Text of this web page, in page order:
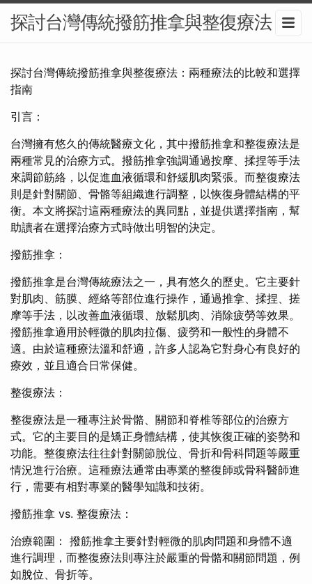
探討台灣傳統撥筋推拿與整復療法
探討台灣傳統撥筋推拿與整復療法：兩種療法的比較和選擇
指南
引言：
台灣擁有悠久的傳統醫療文化，其中撥筋推拿和整復療法是
兩種常見的治療方式。撥筋推拿強調通過按摩、揉捏等手法
來調節筋絡，以促進血液循環和舒緩肌肉緊張。而整復療法
則是針對關節、骨骼等組織進行調整，以恢復身體結構的平
衡。本文將探討這兩種療法的異同點，並提供選擇指南，幫
助讀者在選擇治療方式時做出明智的決定。
撥筋推拿：
撥筋推拿是台灣傳統療法之一，具有悠久的歷史。它主要針
對肌肉、筋膜、經絡等部位進行操作，通過推拿、揉捏、搓
摩等手法，以改善血液循環、放鬆肌肉、消除疲勞等效果。
撥筋推拿適用於輕微的肌肉拉傷、疲勞和一般性的身體不
適。由於這種療法溫和舒適，許多人認為它對身心有良好的
療效，並且適合日常保健。
整復療法：
整復療法是一種專注於骨骼、關節和脊椎等部位的治療方
式。它的主要目的是矯正身體結構，使其恢復正確的姿勢和
功能。整復療法往往針對關節脫位、骨折和骨科問題等嚴重
情況進行治療。這種療法通常由專業的整復師或骨科醫師進
行，需要有相對專業的醫學知識和技術。
撥筋推拿 vs. 整復療法：
治療範圍： 撥筋推拿主要針對輕微的肌肉問題和身體不適
進行調理，而整復療法則專注於嚴重的骨骼和關節問題，例
如脫位、骨折等。